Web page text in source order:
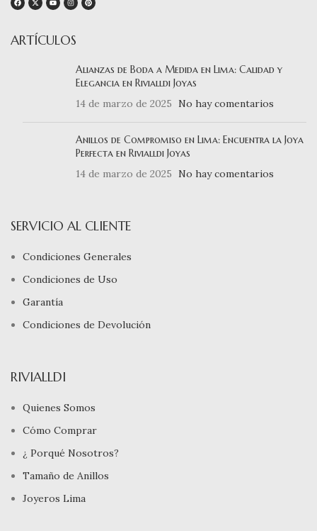
ARTÍCULOS
Alianzas de Boda a Medida en Lima: Calidad y
Elegancia en Rivialldi Joyas
14 de marzo de 2025
No hay comentarios
Anillos de Compromiso en Lima: Encuentra la Joya
Perfecta en Rivialldi Joyas
14 de marzo de 2025
No hay comentarios
SERVICIO AL CLIENTE
Condiciones Generales
Condiciones de Uso
Garantía
Condiciones de Devolución
RIVIALLDI
Quienes Somos
Cómo Comprar
¿ Porqué Nosotros?
Tamaño de Anillos
Joyeros Lima